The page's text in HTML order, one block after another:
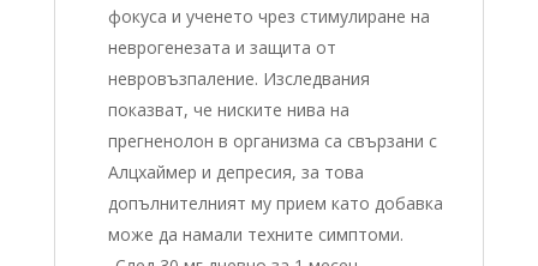
фокуса и ученето чрез стимулиране на
неврогенезата и защита от
невровъзпаление. Изследвания
показват, че ниските нива на
прегненолон в организма са свързани с
Алцхаймер и депресия, за това
допълнителният му прием като добавка
може да намали техните симптоми.